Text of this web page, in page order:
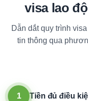
visa lao
Dẫn dắt quy trình
tin thông qua
1 Tiền đủ điều